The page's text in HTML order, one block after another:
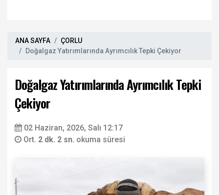
ANA SAYFA
ÇORLU
Doğalgaz Yatırımlarında Ayrımcılık Tepki Çekiyor
Doğalgaz Yatırımlarında Ayrımcılık Tepki
Çekiyor
02 Haziran, 2026, Salı 12:17
Ort. 2 dk. 2 sn. okuma süresi